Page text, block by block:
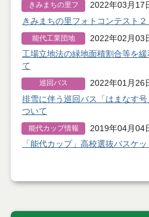
きみまちの里フ
2022年03月17
きみまちの里フォトコンテスト
能代工業団地
2022年02月03
工場立地法の緑地面積割合等を
て
巡回バス
2022年01月26
排雪に伴う巡回バス「はまなす
ついて
能代カップ情報
2019年04月04
「能代カップ」高校選抜バスケ